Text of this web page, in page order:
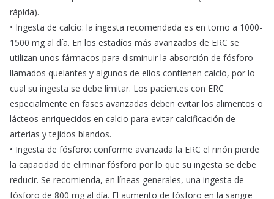
rápida).
• Ingesta de calcio: la ingesta recomendada es en torno a 1000-
1500 mg al día. En los estadíos más avanzados de ERC se
utilizan unos fármacos para disminuir la absorción de fósforo
llamados quelantes y algunos de ellos contienen calcio, por lo
cual su ingesta se debe limitar. Los pacientes con ERC
especialmente en fases avanzadas deben evitar los alimentos o
lácteos enriquecidos en calcio para evitar calcificación de
arterias y tejidos blandos.
• Ingesta de fósforo: conforme avanzada la ERC el riñón pierde
la capacidad de eliminar fósforo por lo que su ingesta se debe
reducir. Se recomienda, en líneas generales, una ingesta de
fósforo de 800 mg al día. El aumento de fósforo en la sangre